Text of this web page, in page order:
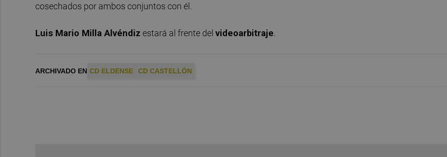
cosechados por ambos conjuntos con él.
Luis Mario Milla Alvéndiz estará al frente del videoarbitraje.
ARCHIVADO EN CD ELDENSE CD CASTELLÓN